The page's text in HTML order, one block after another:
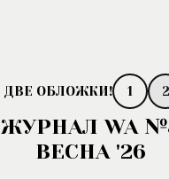
1 2
ЖУРНАЛ WA
ВЕСНА '26